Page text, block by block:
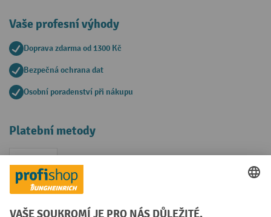
Vaše profesní výhody
Doprava zdarma od 1300 Kč
Bezpečná ochrana dat
Osobní poradenství při nákupu
Platební metody
Faktura
Sociální sítě